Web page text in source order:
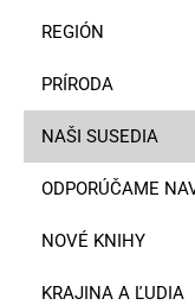
REGIÓN
PRÍRODA
NAŠI SUSEDIA
ODPORÚČAME
NOVÉ KNIHY
KRAJINA A ĽUDIA